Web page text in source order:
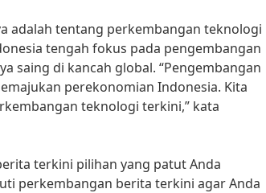
adalah tentang perkembangan teknologi
tengah fokus pada pengembangan
saing di kancah global. “Pengembangan
perekonomian Indonesia. Kita
teknologi terkini,” kata
terkini pilihan yang patut Anda
perkembangan berita terkini agar Anda